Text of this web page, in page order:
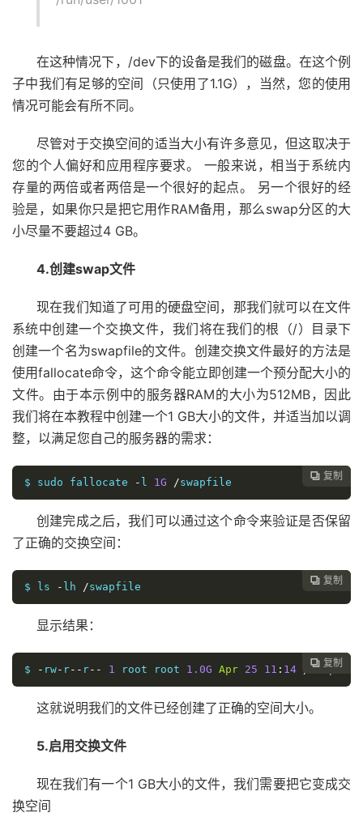
在这种情况下，/dev下的设备是我们的磁盘。在这个例
子中我们有足够的空间（只使用了1.1G），当然，您的使用
情况可能会有所不同。
尽管对于交换空间的适当大小有许多意见，但这取决于
您的个人偏好和应用程序要求。 一般来说，相当于系统内
存量的两倍或者两倍是一个很好的起点。 另一个很好的经
验是，如果你只是把它用作RAM备用，那么swap分区的大
小尽量不要超过4 GB。
4.创建swap文件
现在我们知道了可用的硬盘空间，那我们就可以在文件
系统中创建一个交换文件，我们将在我们的根（/）目录下
创建一个名为swapfile的文件。创建交换文件最好的方法是
使用fallocate命令，这个命令能立即创建一个预分配大小的
文件。由于本示例中的服务器RAM的大小为512MB，因此
我们将在本教程中创建一个1 GB大小的文件，并适当加以调
整，以满足您自己的服务器的需求：
 复制
$ sudo fallocate - l 1G /swapfile
创建完成之后，我们可以通过这个命令来验证是否保留
了正确的交换空间：
 复制
$ ls - lh /swapfile
显示结果：
 复制
$ - rw- r-- r-- 1 root root 1.0G Apr 25 11 : 14 swapfile
这就说明我们的文件已经创建了正确的空间大小。
5.启用交换文件
现在我们有一个1 GB大小的文件，我们需要把它变成交
换空间